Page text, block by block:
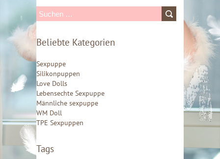
u
c
h
e
n
n
a
h
Beliebte Kategorien
Sexpuppe
Silikonpuppen
Love Dolls
Lebensechte Sexpuppe
Männliche sexpuppe
WM Doll
TPE Sexpuppen
Tags